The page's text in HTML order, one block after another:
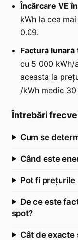
Încărcare VE
kWh la cea
0.09.
Factură lunară
cu 5 000 kWh/
aceasta la
/kWh medie
Întrebări
Cum se
Când este
Pot fi prețurile
De ce este
spot?
Cât de exacte